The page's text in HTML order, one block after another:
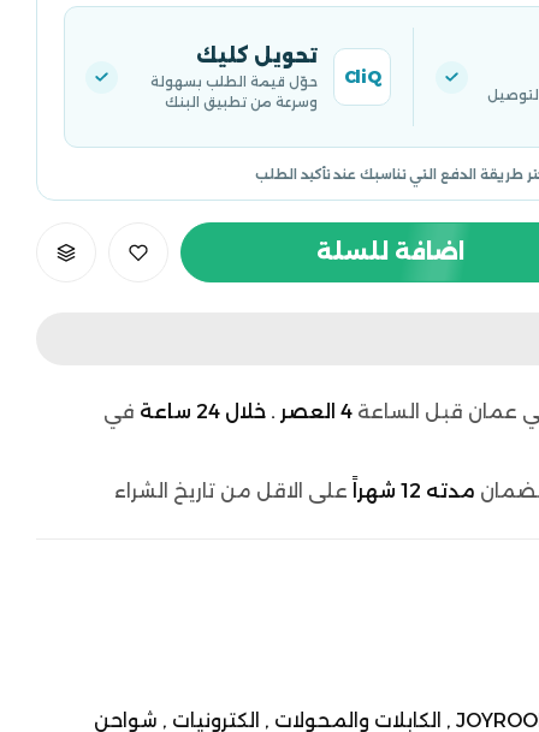
CliQ
تحويل كليك
حوّل قيمة الطلب بسهولة
وسرعة من تطبيق البنك
طريقة الدفع التي تناسبك عند تأكيد الطلب
اضافة للسلة
عمان قبل الساعة
في
مدته 12 شهراً على الاقل من تاريخ الشراء
الكابلات والمحولات , الكترونيات , شواحن